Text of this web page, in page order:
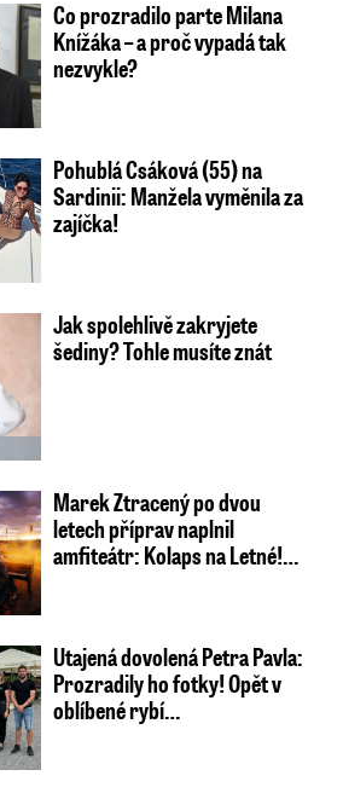
Co prozradilo parte Milana
Knížáka – a proč vypadá tak
nezvykle?
Pohublá Csáková (55) na
Sardinii: Manžela vyměnila za
zajíčka!
Jak spolehlivě zakryjete
šediny? Tohle musíte znát
Marek Ztracený po dvou
letech příprav naplnil
amfiteátr: Kolaps na Letné!…
Utajená dovolená Petra Pavla:
Prozradily ho fotky! Opět v
oblíbené rybí…